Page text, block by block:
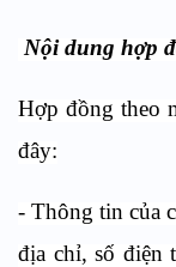
Nội dung hợp
Hợp đồng theo
đây:
- Thông tin của
địa chỉ, số điện